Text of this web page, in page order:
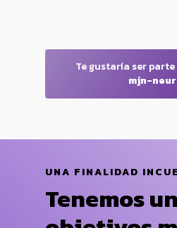
Te gustaría ser
mjn-
UNA FINALIDAD
Tenemos